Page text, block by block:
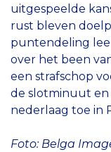
uitgespeelde
rust bleven
puntendeling
over het been
een strafschop
de slotminuut en
nederlaag toe in
Foto: Belga